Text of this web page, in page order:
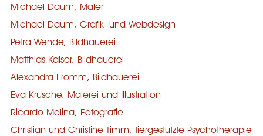
Michael Daum, Maler
Michael Daum, Grafik- und Webdesign
Petra Wende, Bildhauerei
Matthias Kaiser, Bildhauerei
Alexandra Fromm, Bildhauerei
Eva Krusche, Malerei und Illustration
Ricardo Molina, Fotografie
Christian und Christine Timm, tiergestützte Psychotherapie